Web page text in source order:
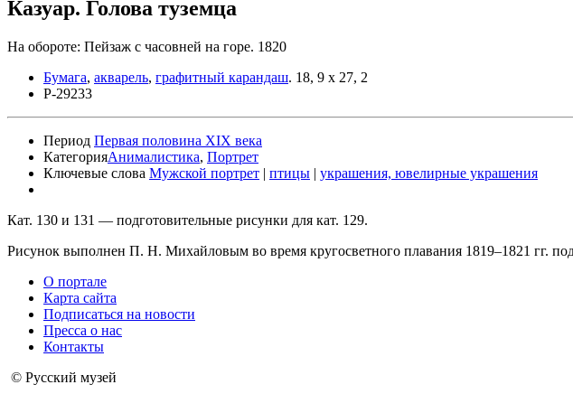
Казуар. Голова туземца
На обороте: Пейзаж с часовней на горе. 1820
Бумага, акварель, графитный карандаш. 18, 9 x 27, 2
Р-29233
Период Первая половина XIX века
КатегорияАнималистика, Портрет
Ключевые слова Мужской портрет | птицы | украшения, ювелирные украшения
Кат. 130 и 131 — подготовительные рисунки для кат. 129.
Рисунок выполнен П. Н. Михайловым во время кругосветного плавания 1819–1821 гг.
О портале
Карта сайта
Подписаться на новости
Пресса о нас
Контакты
© Русский музей